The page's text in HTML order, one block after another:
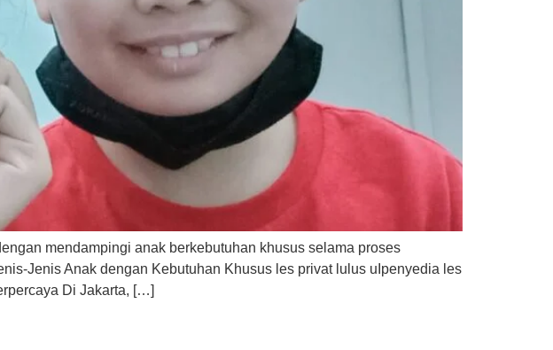
mendampingi anak berkebutuhan khusus selama proses
Jenis Anak dengan Kebutuhan Khusus les privat lulus uIpenyedia les
Di Jakarta, […]